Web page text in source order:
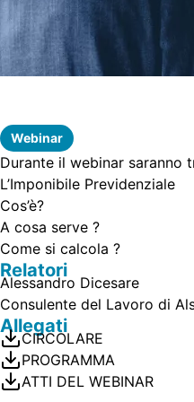
Webinar
Durante il webinar saranno
L’Imponibile Previdenziale
Cos’è?
A cosa serve ?
Come si calcola ?
Relatori
Alessandro Dicesare
Consulente del Lavoro di
Allegati
CIRCOLARE
PROGRAMMA
ATTI DEL WEBINAR